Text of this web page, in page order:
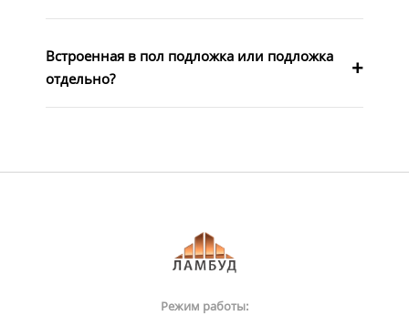
Встроенная в пол подложка или подложка
отдельно?
Режим работы: